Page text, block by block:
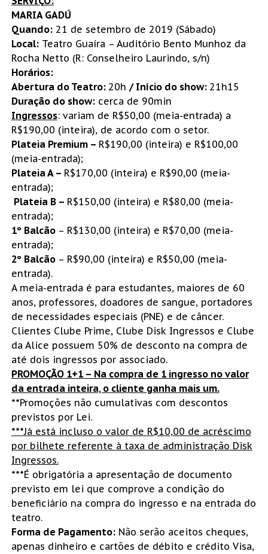
MARIA GADÚ
Quando:21 de setembro de 2019 (Sábado)
Local:Teatro Guaíra – Auditório Bento Munhoz da
Rocha Netto (R: Conselheiro Laurindo, s/n)
Horários:
Abertura do Teatro: 20h / Início do show: 21h15
Duração do show:cerca de 90min
Ingressos: variam de R$50,00 (meia-entrada) a
R$190,00 (inteira), de acordo com o setor.
Plateia Premium – R$190,00 (inteira) e R$100,00
(meia-entrada);
Plateia A – R$170,00 (inteira) e R$90,00 (meia-
entrada);
Plateia B – R$150,00 (inteira) e R$80,00 (meia-
entrada);
1º Balcão – R$130,00 (inteira) e R$70,00 (meia-
entrada);
2º Balcão – R$90,00 (inteira) e R$50,00 (meia-
entrada).
A meia-entrada é para estudantes, maiores de 60
anos, professores, doadores de sangue, portadores
de necessidades especiais (PNE) e de câncer.
Clientes Clube Prime, Clube Disk Ingressos e Clube
da Alice possuem 50% de desconto na compra de
até dois ingressos por associado.
PROMOÇÃO 1+1 – Na compra de 1 ingresso no valor
da entrada inteira, o cliente ganha mais um.
**Promoções não cumulativas com descontos
previstos por Lei.
***Já está incluso o valor de R$10,00 de acréscimo
por bilhete referente à taxa de administração Disk
Ingressos.
***É obrigatória a apresentação de documento
previsto em lei que comprove a condição do
beneficiário na compra do ingresso e na entrada do
teatro.
Forma de Pagamento:Não serão aceitos cheques,
apenas dinheiro e cartões de débito e crédito Visa,